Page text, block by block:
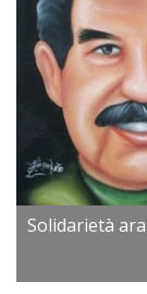
Solidarietà